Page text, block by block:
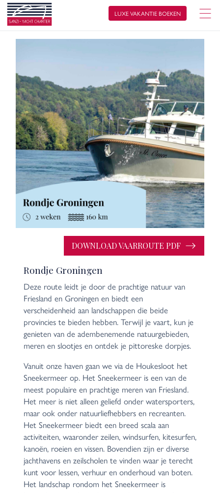
LUXE VAKANTIE BOEKEN
DOWNLOAD VAARROUTE PDF
Rondje Groningen
Deze route leidt je door de prachtige natuur van
Friesland en Groningen en biedt een
verscheidenheid aan landschappen die beide
provincies te bieden hebben. Terwijl je vaart, kun je
genieten van de adembenemende natuurgebieden,
meren en slootjes en ontdek je pittoreske dorpjes.
Vanuit onze haven gaan we via de Houkesloot het
Sneekermeer op. Het Sneekermeer is een van de
meest populaire en prachtige meren van Friesland.
Het meer is niet alleen geliefd onder watersporters,
maar ook onder natuurliefhebbers en recreanten.
Het Sneekermeer biedt een breed scala aan
activiteiten, waaronder zeilen, windsurfen, kitesurfen,
kanoën, roeien en vissen. Bovendien zijn er diverse
jachthavens en zeilscholen te vinden waar je terecht
kunt voor lessen, verhuur en onderhoud van boten.
Het landschap rondom het Sneekermeer is